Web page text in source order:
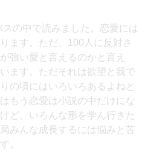
スの中で読みました。恋愛には
ます。ただ、100人に反対さ
強い愛と言えるのかと言え
ます。ただそれは欲望と我で
の頃にはいろいろあるよねと
もう恋愛は小説の中だけにな
ど、いろんな形を学ん行きた
みんな成長するには悩みと苦
。